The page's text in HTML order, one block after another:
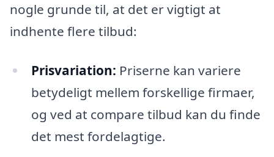
nogle grunde til, at det er vigtigt at
indhente flere tilbud:
Prisvariation: Priserne kan variere
betydeligt mellem forskellige firmaer,
og ved at compare tilbud kan du finde
det mest fordelagtige.